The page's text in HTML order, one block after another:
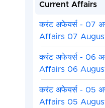
Current Affairs
करंट अफेयर्स - 07
Affairs 07
करंट अफेयर्स - 06
Affairs 06
करंट अफेयर्स - 05
Affairs 05